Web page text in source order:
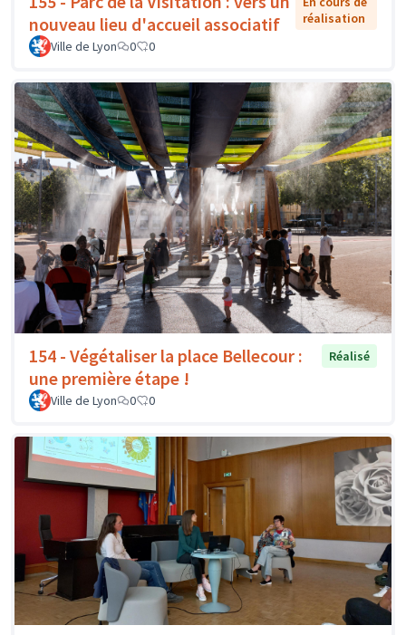
nouveau lieu d'accueil associatif
réalisation
Ville de Lyon
0 0
154 - Végétaliser la place Bellecour :
une première étape !
Réalisé
Ville de Lyon 0 0